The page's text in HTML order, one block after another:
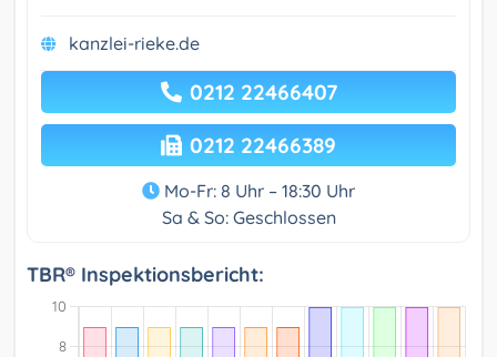
kanzlei-rieke.de
0212 22466407
0212 22466389
Mo-Fr: 8 Uhr – 18:30 Uhr
Sa & So: Geschlossen
TBR® Inspektionsbericht: